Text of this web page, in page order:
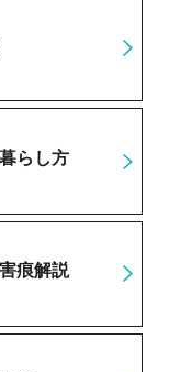
らし方
痕解説